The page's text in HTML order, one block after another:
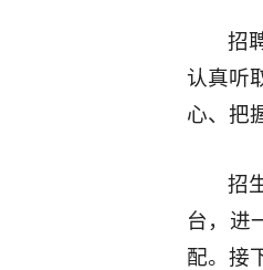
招
认真听
心、把
招
台，进
配。接